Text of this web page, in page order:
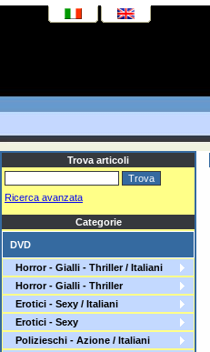
Trova articoli
Ricerca avanzata
Categorie
DVD
Horror - Gialli - Thriller / Italiani
Horror - Gialli - Thriller
Erotici - Sexy / Italiani
Erotici - Sexy
Polizieschi - Azione / Italiani